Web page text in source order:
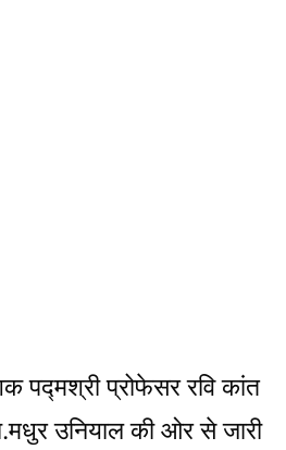
पद्मश्री प्रोफेसर रवि कांत
उनियाल की ओर से जारी